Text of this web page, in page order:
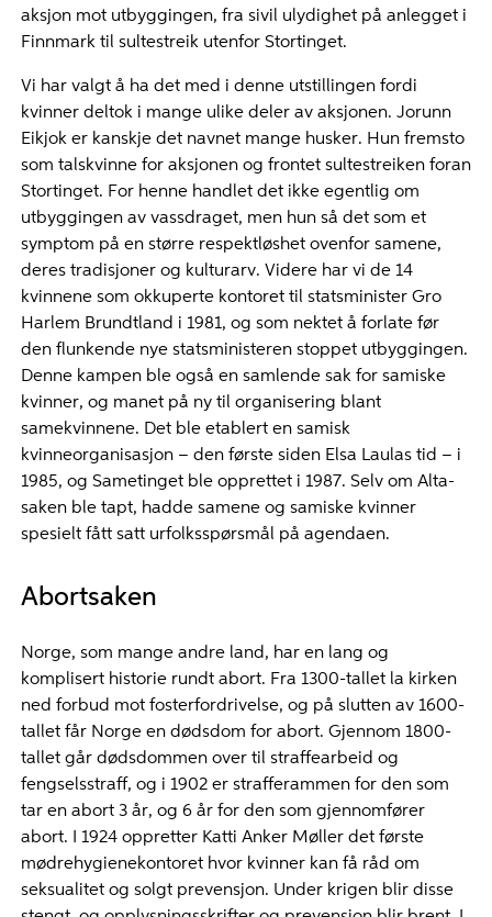
aksjon mot utbyggingen, fra sivil ulydighet på anlegget i
Finnmark til sultestreik utenfor Stortinget.
Vi har valgt å ha det med i denne utstillingen fordi
kvinner deltok i mange ulike deler av aksjonen. Jorunn
Eikjok er kanskje det navnet mange husker. Hun fremsto
som talskvinne for aksjonen og frontet sultestreiken foran
Stortinget. For henne handlet det ikke egentlig om
utbyggingen av vassdraget, men hun så det som et
symptom på en større respektløshet ovenfor samene,
deres tradisjoner og kulturarv. Videre har vi de 14
kvinnene som okkuperte kontoret til statsminister Gro
Harlem Brundtland i 1981, og som nektet å forlate før
den flunkende nye statsministeren stoppet utbyggingen.
Denne kampen ble også en samlende sak for samiske
kvinner, og manet på ny til organisering blant
samekvinnene. Det ble etablert en samisk
kvinneorganisasjon – den første siden Elsa Laulas tid – i
1985, og Sametinget ble opprettet i 1987. Selv om Alta-
saken ble tapt, hadde samene og samiske kvinner
spesielt fått satt urfolksspørsmål på agendaen.
Abortsaken
Norge, som mange andre land, har en lang og
komplisert historie rundt abort. Fra 1300-tallet la kirken
ned forbud mot fosterfordrivelse, og på slutten av 1600-
tallet får Norge en dødsdom for abort. Gjennom 1800-
tallet går dødsdommen over til straffearbeid og
fengselsstraff, og i 1902 er strafferammen for den som
tar en abort 3 år, og 6 år for den som gjennomfører
abort. I 1924 oppretter Katti Anker Møller det første
mødrehygienekontoret hvor kvinner kan få råd om
seksualitet og solgt prevensjon. Under krigen blir disse